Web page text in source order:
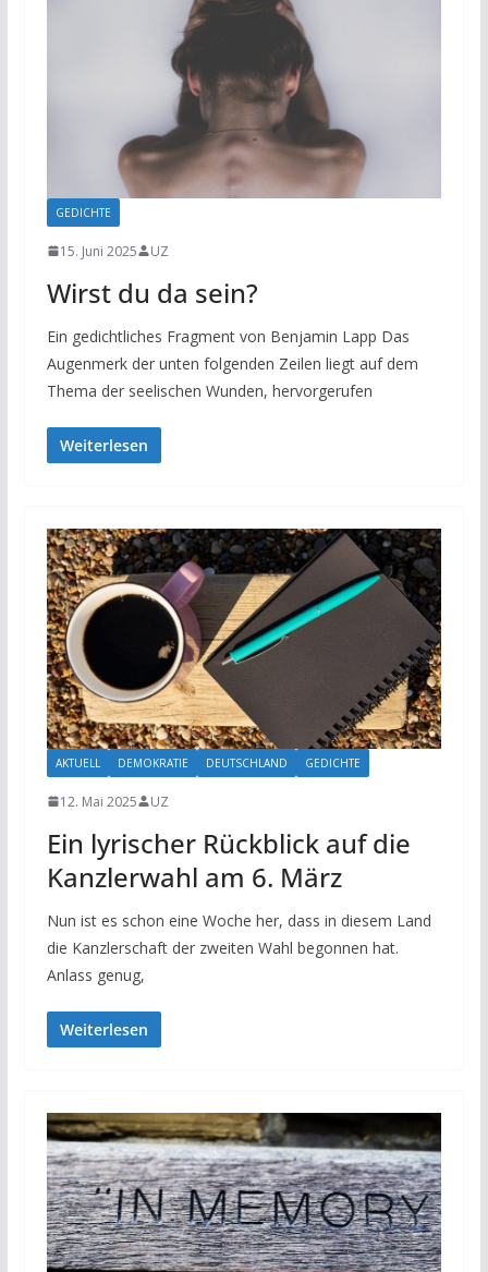
GEDICHTE
15. Juni 2025 UZ
Wirst du da sein?
Ein gedichtliches Fragment von Benjamin Lapp Das
Augenmerk der unten folgenden Zeilen liegt auf dem
Thema der seelischen Wunden, hervorgerufen
Weiterlesen
AKTUELL DEMOKRATIE DEUTSCHLAND GEDICHTE
12. Mai 2025 UZ
Ein lyrischer Rückblick auf die
Kanzlerwahl am 6. März
Nun ist es schon eine Woche her, dass in diesem Land
die Kanzlerschaft der zweiten Wahl begonnen hat.
Anlass genug,
Weiterlesen